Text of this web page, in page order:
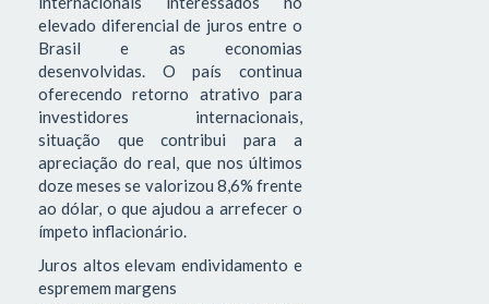
elevado diferencial de juros entre o
Brasil e as economias
desenvolvidas. O país continua
oferecendo retorno atrativo para
investidores internacionais,
situação que contribui para a
apreciação do real, que nos últimos
doze meses se valorizou 8,6% frente
ao dólar, o que ajudou a arrefecer o
ímpeto inflacionário.
Juros altos elevam endividamento e
espremem margens